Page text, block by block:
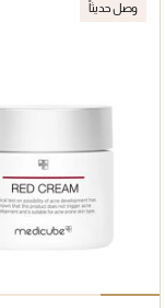
وصل حديثاً